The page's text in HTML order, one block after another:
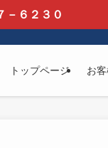
－６２３０
トップページ お